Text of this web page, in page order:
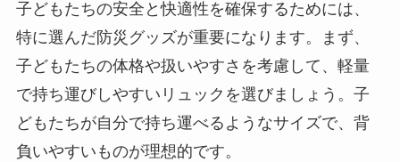
子どもたちの安全と快適性を確保するためには、
特に選んだ防災グッズが重要になります。まず、
子どもたちの体格や扱いやすさを考慮して、軽量
で持ち運びしやすいリュックを選びましょう。子
どもたちが自分で持ち運べるようなサイズで、背
負いやすいものが理想的です。